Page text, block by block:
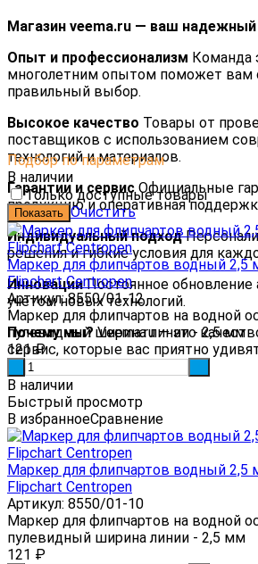
Магазин veema.ru — ваш надежный
Опыт и профессионализм Команда
многолетним опытом поможет вам
правильный выбор.
Высокое качество Товары от
поставщиков с использованием
технологий и материалов.
Гарантии и сервисОфициальные
продукцию и оперативная
Индивидуальный подход
решения и гибкие условия для
ИнновацииПостоянное обновление
учетом новых технологий.
Почему мы?Veema.ru — это
сервис, которые вас приятно
убедитесь сами!
Подбор по параметрам
В наличии
Только доступные товары
Очистить
Маркер для флипчартов водный
Flipchart Centropen
Артикул: 8550/01-12
Маркер для флипчартов на водной
пулевидный ширина линии - 2,5 мм
121₽
В наличии
Быстрый просмотр
В избранноеСравнение
Маркер для флипчартов водный 2,5
Flipchart Centropen
Артикул: 8550/01-10
Маркер для флипчартов на водной
пулевидный ширина линии - 2,5 мм
121 ₽